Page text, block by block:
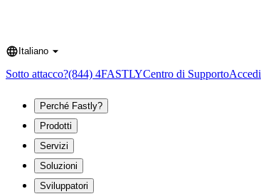
Language
Italiano
Sotto attacco?(844) 4FASTLYCentro di SupportoAccedi
Perché Fastly?
Prodotti
Servizi
Soluzioni
Sviluppatori